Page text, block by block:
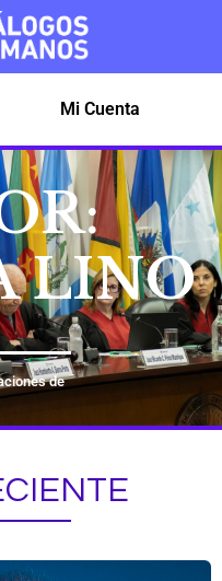
Mi Cuenta
LINO
de